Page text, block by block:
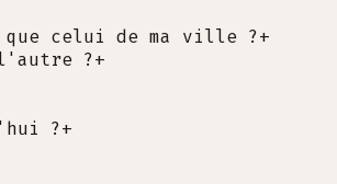
que celui de ma ville ?+
?+
?+